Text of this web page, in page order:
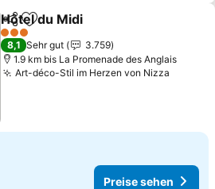
TeilenZu Favoriten hinzufügen
Hôtel du Midi
3 Sterne
8,1 Sehr gut
3.759
1.9 km bis La Promenade des Anglais
Art-déco-Stil im Herzen von Nizza
Preise sehen